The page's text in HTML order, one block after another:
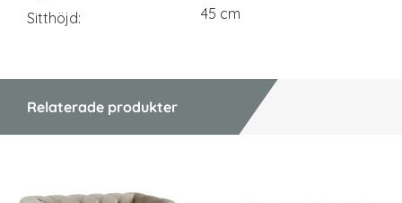
Sitthöjd
45 cm
Relaterade produkter